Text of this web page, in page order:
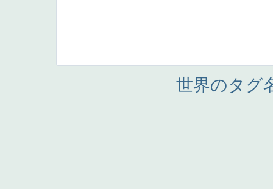
世界のタグ